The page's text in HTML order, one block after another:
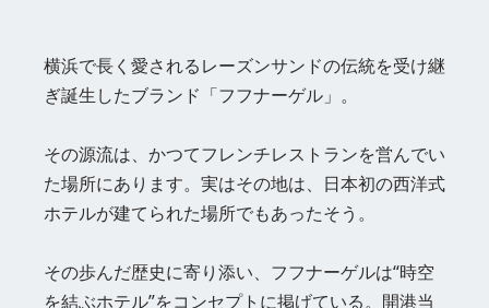
横浜で長く愛されるレーズンサンドの伝統を受け継
ぎ誕生したブランド「フフナーゲル」。
その源流は、かつてフレンチレストランを営んでい
た場所にあります。実はその地は、日本初の西洋式
ホテルが建てられた場所でもあったそう。
その歩んだ歴史に寄り添い、フフナーゲルは“時空
を結ぶホテル”をコンセプトに掲げている。開港当